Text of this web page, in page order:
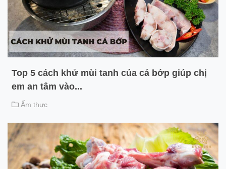
Top 5 cách khử mùi tanh của cá bớp giúp chị
em an tâm vào...
Ẩm thực